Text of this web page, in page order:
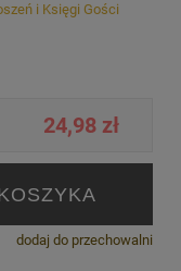
i Księgi Gości
24,98 zł
dodaj do przechowalni